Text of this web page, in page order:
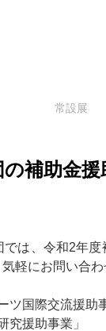
常設展
補助金
は、令和2年度
軽にお問い合わ
ツ国際交流援助
究援助事業」